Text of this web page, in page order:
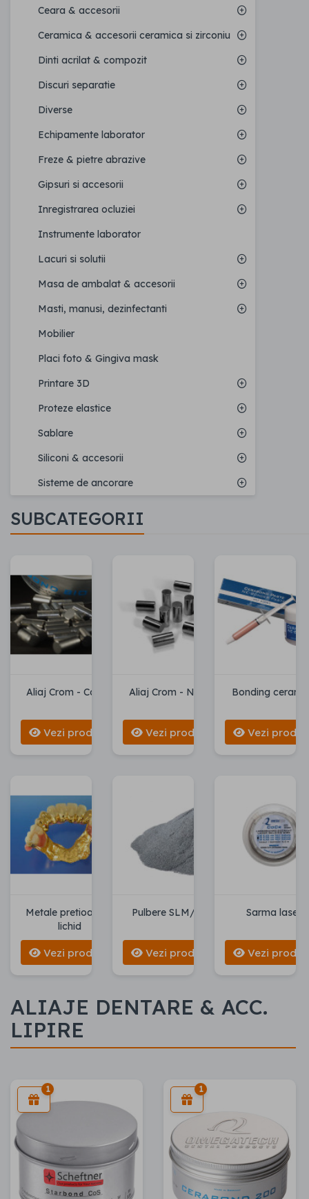
Ceara & accesorii
Ceramica & accesorii ceramica si zirconiu
Dinti acrilat & compozit
Discuri separatie
Diverse
Echipamente laborator
Freze & pietre abrazive
Gipsuri si accesorii
Inregistrarea ocluziei
Instrumente laborator
Lacuri si solutii
Masa de ambalat & accesorii
Masti, manusi, dezinfectanti
Mobilier
Placi foto & Gingiva mask
Printare 3D
Proteze elastice
Sablare
Siliconi & accesorii
Sisteme de ancorare
SUBCATEGORII
Aliaj Crom - Cobalt
Vezi produse
Aliaj Crom - Nichel
Vezi produse
Bonding
Vezi
Metale pretioase &
lichid
Vezi produse
Pulbere SLM/SLS
Vezi produse
Sarma laser
Vezi
ALIAJE DENTARE & ACC.
LIPIRE
1 1